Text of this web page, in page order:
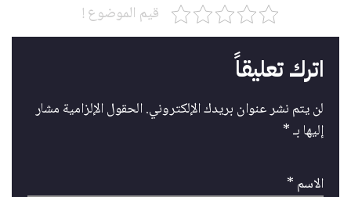
قيم الموضوع !
اترك تعليقاً
لن يتم نشر عنوان بريدك الإلكتروني.الحقول الإلزامية مشار
إليها بـ*
الاسم *